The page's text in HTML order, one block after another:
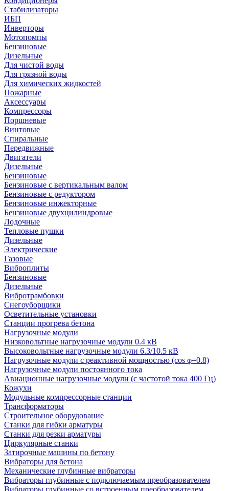
Стабилизаторы
ИБП
Инверторы
Мотопомпы
Бензиновые
Дизельные
Для чистой воды
Для грязной воды
Для химических жидкостей
Пожарные
Аксессуары
Компрессоры
Поршневые
Винтовые
Спиральные
Передвижные
Двигатели
Дизельные
Бензиновые
Бензиновые с вертикальным валом
Бензиновые с редуктором
Бензиновые инжекторные
Бензиновые двухцилиндровые
Лодочные
Тепловые пушки
Дизельные
Электрические
Газовые
Виброплиты
Бензиновые
Дизельные
Вибротрамбовки
Снегоуборщики
Осветительные установки
Станции прогрева бетона
Нагрузочные модули
Низковольтные нагрузочные модули 0.4 кВ
Высоковольтные нагрузочные модули 6.3/10.5 кВ
Нагрузочные модули с реактивной мощностью (cos φ=0.8)
Нагрузочные модули постоянного тока
Авиационные нагрузочные модули (с частотой тока 400 Гц)
Кожухи
Модульные компрессорные станции
Трансформаторы
Строительное оборудование
Станки для гибки арматуры
Станки для резки арматуры
Циркулярные станки
Затирочные машины по бетону
Вибраторы для бетона
Механические глубинные вибраторы
Вибраторы глубинные с подключаемым преобразователем
Вибраторы глубинные со встроенным преобразователем